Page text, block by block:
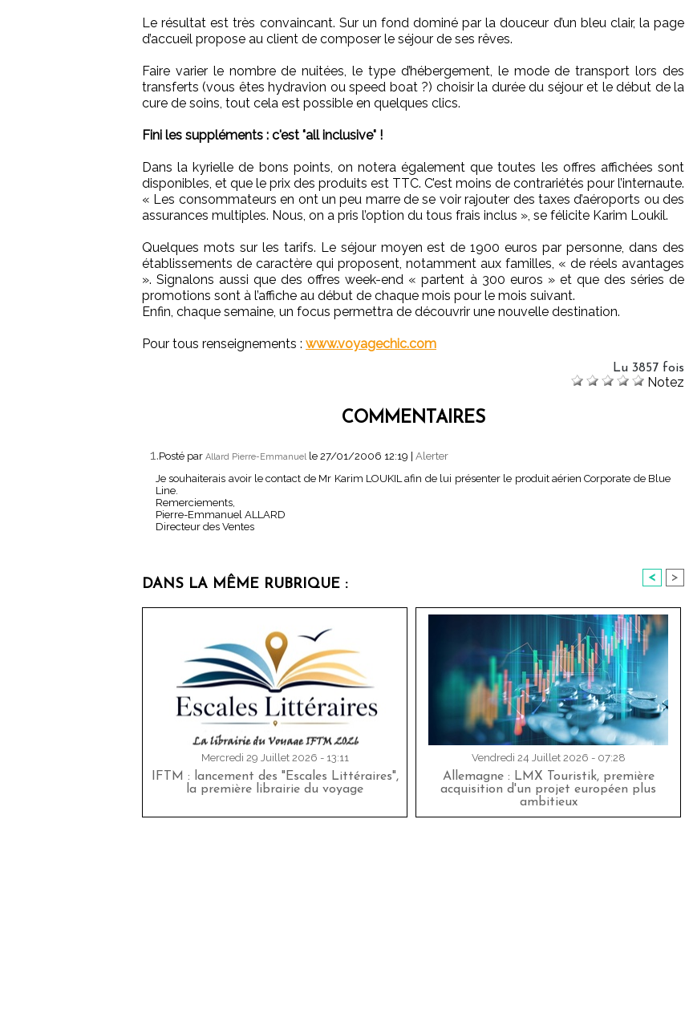
Le résultat est très convaincant. Sur un fond dominé par la douceur d’un bleu clair, la page
d’accueil propose au client de composer le séjour de ses rêves.
Faire varier le nombre de nuitées, le type d’hébergement, le mode de transport lors des
transferts (vous êtes hydravion ou speed boat ?) choisir la durée du séjour et le début de la
cure de soins, tout cela est possible en quelques clics.
Fini les suppléments : c'est "all inclusive" !
Dans la kyrielle de bons points, on notera également que toutes les offres affichées sont
disponibles, et que le prix des produits est TTC. C’est moins de contrariétés pour l’internaute.
« Les consommateurs en ont un peu marre de se voir rajouter des taxes d’aéroports ou des
assurances multiples. Nous, on a pris l’option du tous frais inclus », se félicite Karim Loukil.
Quelques mots sur les tarifs. Le séjour moyen est de 1900 euros par personne, dans des
établissements de caractère qui proposent, notamment aux familles, « de réels avantages
». Signalons aussi que des offres week-end « partent à 300 euros » et que des séries de
promotions sont à l’affiche au début de chaque mois pour le mois suivant.
Enfin, chaque semaine, un focus permettra de découvrir une nouvelle destination.
Pour tous renseignements : www.voyagechic.com
Lu 3857 fois
Notez
COMMENTAIRES
1.Posté par Allard Pierre-Emmanuel le 27/01/2006 12:19
Alerter
Je souhaiterais avoir le contact de Mr Karim LOUKIL afin de lui présenter le produit aérien Corporate de Blue
Line.
Remerciements,
Pierre-Emmanuel ALLARD
Directeur des Ventes
DANS LA MÊME RUBRIQUE : < >
Mercredi 29 Juillet 2026 - 13:11
IFTM : lancement des "Escales Littéraires",
la première librairie du voyage
Vendredi 24 Juillet 2026 - 07:28
Allemagne : LMX Touristik, première
acquisition d'un projet européen plus
ambitieux